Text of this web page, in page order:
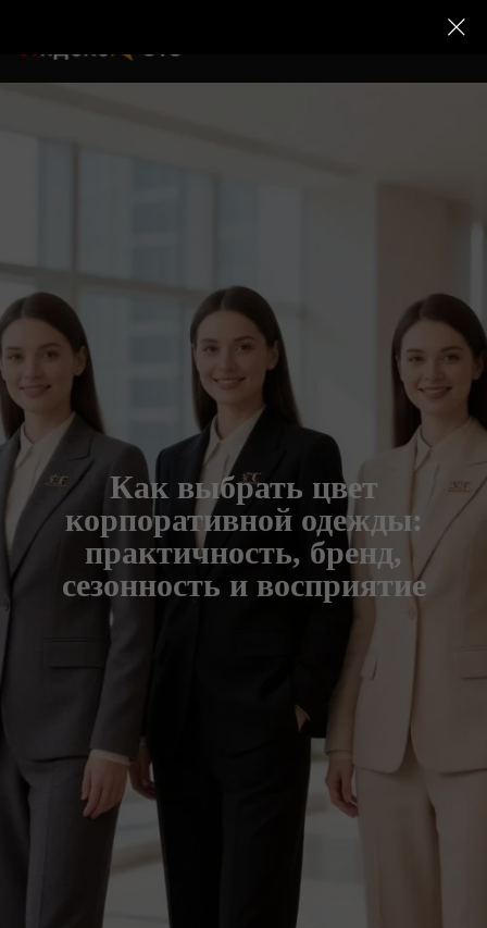
Как выбрать цвет
корпоративной одежды:
практичность, бренд,
сезонность и восприятие